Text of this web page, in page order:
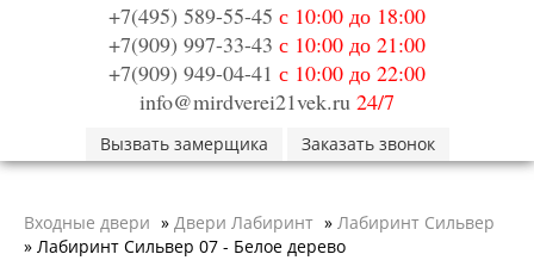
Двери Бункер
Двери Лекс
Двери Термодор
Арктика
Стайл
Термо
Флагман
Электрозамок Смарт
Заводские двери
+7(495) 589-55-45 с 10:00 до 18:00
+7(909) 997-33-43 с 10:00 до 21:00
+7(909) 949-04-41 с 10:00 до 22:00
info@mirdverei21vek.ru 24/7
Вызвать замерщика Заказать звонок
Входные двери » Двери Лабиринт » Лабиринт Сильвер
» Лабиринт Сильвер 07 - Белое дерево